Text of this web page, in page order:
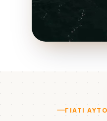
ΓΙΑΤΊ